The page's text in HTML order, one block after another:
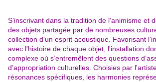
S’inscrivant dans la tradition de l'animisme et
des objets partagée par de nombreuses
collection d'un esprit acoustique. Favorisant
avec l'histoire de chaque objet, l'installation
complexe où s’entremêlent des questions
d’appropriation culturelles. Choisies par
résonances spécifiques, les harmonies